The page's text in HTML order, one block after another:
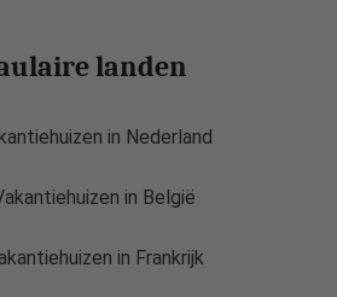
landen
in Nederland
in België
in Frankrijk